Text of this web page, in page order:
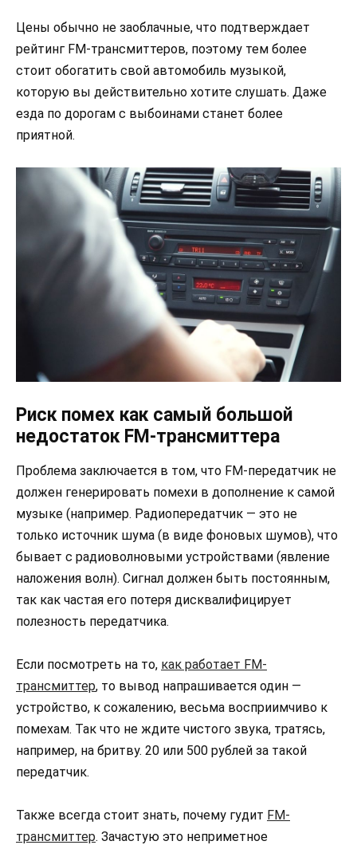
Цены обычно не заоблачные, что подтверждает
рейтинг FM-трансмиттеров, поэтому тем более
стоит обогатить свой автомобиль музыкой,
которую вы действительно хотите слушать. Даже
езда по дорогам с выбоинами станет более
приятной.
Риск помех как самый большой
недостаток FM-трансмиттера
Проблема заключается в том, что FM-передатчик не
должен генерировать помехи в дополнение к самой
музыке (например. Радиопередатчик — это не
только источник шума (в виде фоновых шумов), что
бывает с радиоволновыми устройствами (явление
наложения волн). Сигнал должен быть постоянным,
так как частая его потеря дисквалифицирует
полезность передатчика.
Если посмотреть на то, как работает FM-
трансмиттер, то вывод напрашивается один —
устройство, к сожалению, весьма восприимчиво к
помехам. Так что не ждите чистого звука, тратясь,
например, на бритву. 20 или 500 рублей за такой
передатчик.
Также всегда стоит знать, почему гудит FM-
трансмиттер. Зачастую это неприметное